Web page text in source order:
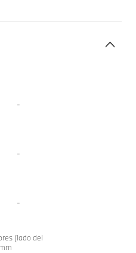
-
-
-
(lado del